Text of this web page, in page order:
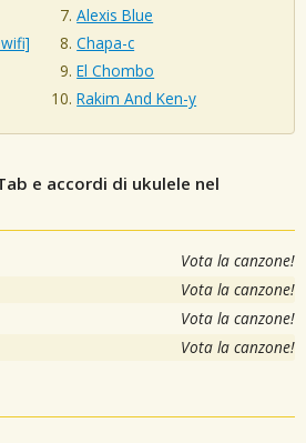
Alexis Blue
Chapa-c
El Chombo
Rakim And Ken-y
e accordi di ukulele nel
Vota la canzone!
Vota la canzone!
Vota la canzone!
Vota la canzone!